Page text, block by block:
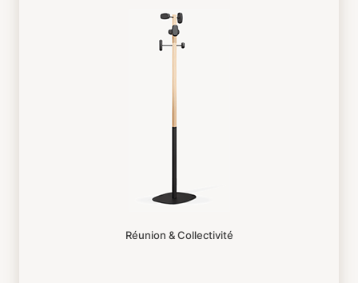
Réunion & Collectivité